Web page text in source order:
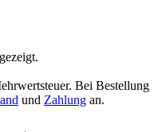
Bei Bestellung
und Zahlung an.